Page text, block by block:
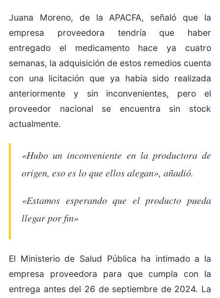
Juana Moreno, de la APACFA, señaló que la
empresa proveedora tendría que haber
entregado el medicamento hace ya cuatro
semanas, la adquisición de estos remedios cuenta
con una licitación que ya había sido realizada
anteriormente y sin inconvenientes, pero el
proveedor nacional se encuentra sin stock
actualmente.
«Hubo un inconveniente en la productora de
origen, eso es lo que ellos alegan», añadió.
«Estamos esperando que el producto pueda
llegar por fin»
El Ministerio de Salud Pública ha intimado a la
empresa proveedora para que cumpla con la
entrega antes del 26 de septiembre de 2024. La